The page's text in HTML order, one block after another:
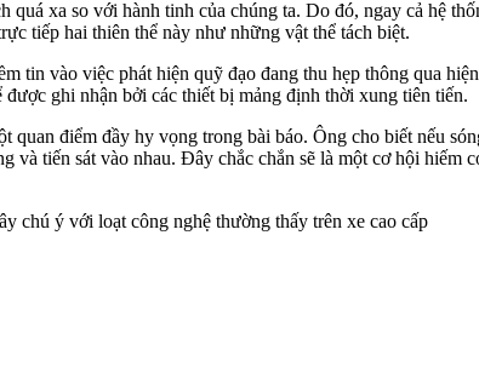
quá xa so với hành tinh của chúng ta. Do đó, ngay cả hệ
tiếp hai thiên thể này như những vật thể tách biệt.
tin vào việc phát hiện quỹ đạo đang thu hẹp thông qua
được ghi nhận bởi các thiết bị mảng định thời xung tiên tiến.
quan điểm đầy hy vọng trong bài báo. Ông cho biết nếu
và tiến sát vào nhau. Đây chắc chắn sẽ là một cơ hội
chú ý với loạt công nghệ thường thấy trên xe cao cấp